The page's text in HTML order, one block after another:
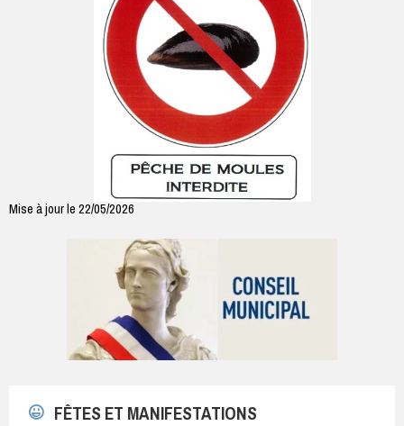
Mise à jour le 22/05/2026
FÊTES ET MANIFESTATIONS